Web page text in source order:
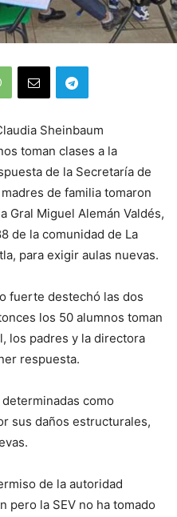
Sheinbaum
toman clases a la
de la Secretaría de
de familia tomaron
Gral Miguel Alemán Valdés,
de la comunidad de La
para exigir aulas nuevas.
fuerte destechó las dos
los 50 alumnos toman
los padres y la directora
respuesta.
como
sus daños estructurales,
de la autoridad
pero la SEV no ha tomado